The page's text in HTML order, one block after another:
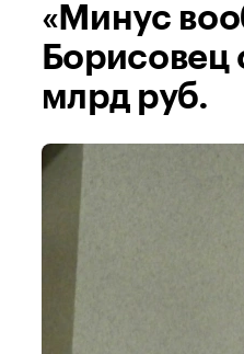
«Минус
Борисовец
млрд руб.